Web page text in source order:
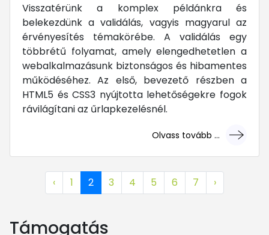
Visszatérünk a komplex példánkra és
belekezdünk a validálás, vagyis magyarul az
érvényesítés témakörébe. A validálás egy
többrétű folyamat, amely elengedhetetlen a
webalkalmazásunk biztonságos és hibamentes
működéséhez. Az első, bevezető részben a
HTML5 és CSS3 nyújtotta lehetőségekre fogok
rávilágítani az űrlapkezelésnél.
Olvass tovább ...
... mert megéri!
‹ 1 2 3 4 5 6 7 ›
Támogatás